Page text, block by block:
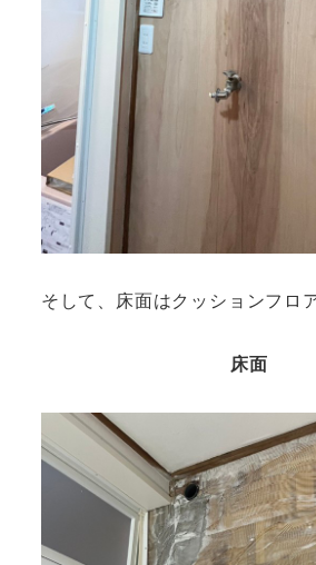
そして、床面はクッションフロ
床面